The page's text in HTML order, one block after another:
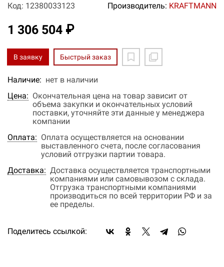
Код: 12380033123 Производитель: KRAFTMANN
1 306 504 ₽
В заявку Быстрый заказ
Наличие: нет в наличии
Цена: Окончательная цена на товар зависит от
объема закупки и окончательных условий
поставки, уточняйте эти данные у менеджера
компании
Оплата: Оплата осуществляется на основании
выставленного счета, после согласования
условий отгрузки партии товара.
Доставка: Доставка осуществляется транспортными
компаниями или самовывозом с склада.
Отгрузка транспортными компаниями
производиться по всей территории РФ и за
ее пределы.
Поделитесь ссылкой: